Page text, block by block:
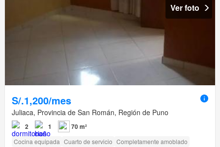
Ver foto
S/.1,200/mes
Juliaca, Provincia de San Román, Región de Puno
2 1 70 m²
Cocina equipada Cuarto de servicio Completamente amoblado